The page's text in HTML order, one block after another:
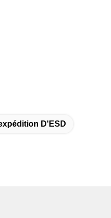
D'ESD